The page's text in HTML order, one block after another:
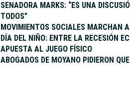
SENADORA MARKS: “ES UNA
TODOS”
MOVIMIENTOS SOCIALES MARCHAN
DÍA DEL NIÑO: ENTRE LA RECESIÓN
APUESTA AL JUEGO FÍSICO
ABOGADOS DE MOYANO PIDIERON